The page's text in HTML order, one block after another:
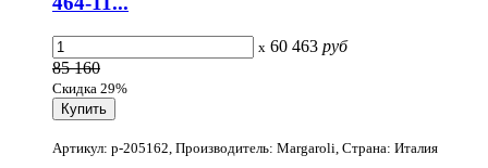
x 60 463 руб
85 160
Скидка 29%
Артикул: p-205162, Производитель: Margaroli, Страна: Италия